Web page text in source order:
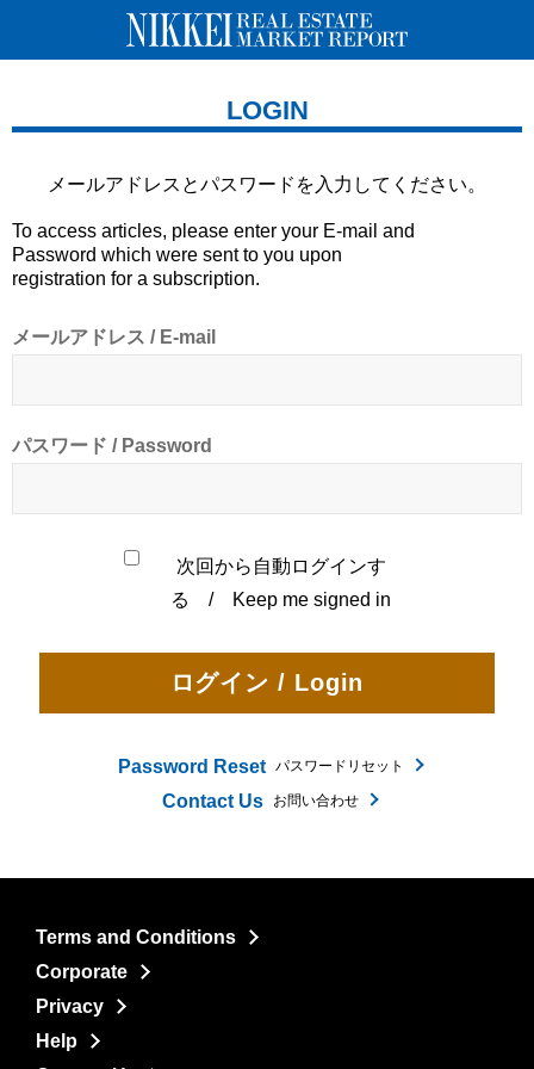
LOGIN
メールアドレスとパスワードを 入力してください。
To access articles, please enter your E-mail and
Password which were sent to you upon
registration for a subscription.
メールアドレス / E-mail
パスワード / Password
次回から自動ログインす
る / Keep me signed in
Password Reset パスワードリセット
Contact Us お問い合わせ
Terms and Conditions
Corporate
Privacy
Help